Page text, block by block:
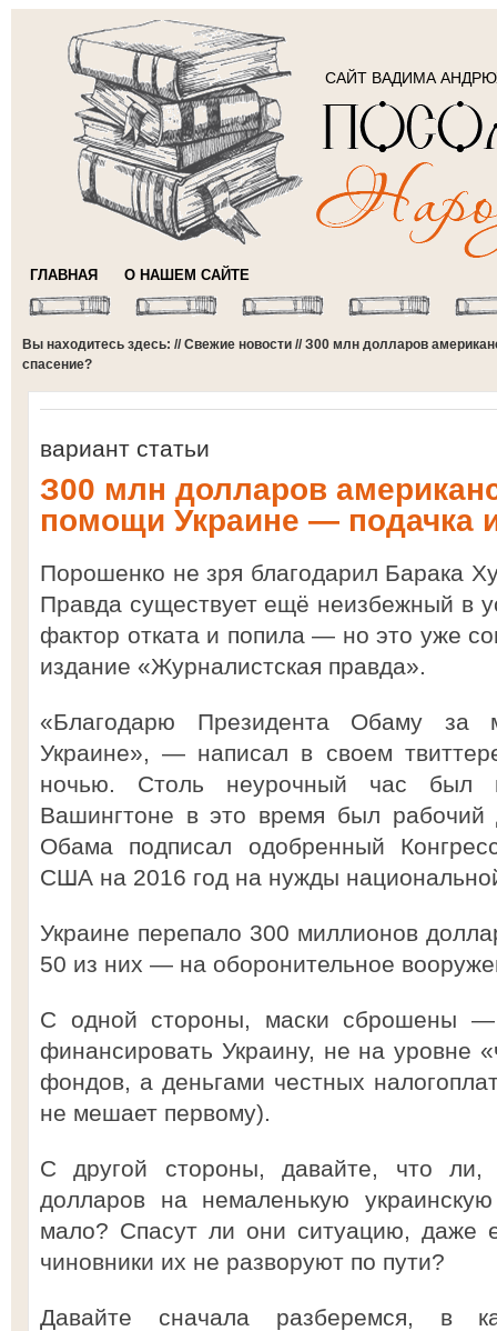
САЙТ ВАДИМА
ГЛАВНАЯ О НАШЕМ САЙТЕ
Вы находитесь здесь: //Свежие новости // З00 млн долларов
спасение?
вариант статьи
З00 млн долларов
помощи Украине — подачка
Порошенко не зря благодарил Барака
Правда существует ещё неизбежный в
фактор отката и попила — но это уже
издание «Журналистская правда».
«Благодарю Президента Обаму
Украине», — написал в своем
ночью. Столь неурочный час был
Вашингтоне в это время был
Обама подписал одобренный
США на 2016 год на нужды
Украине перепало 300 миллионов
50 из них — на оборонительное
С одной стороны, маски сброшены —
финансировать Украину, не на уровне
фондов, а деньгами честных
не мешает первому).
С другой стороны, давайте, что ли,
долларов на немаленькую
мало? Спасут ли они ситуацию, даже
чиновники их не разворуют по пути?
Давайте сначала разберемся, в